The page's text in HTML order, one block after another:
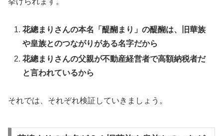
花總まりさんの本名「醍醐まり」の醍醐は、旧華族
や皇族とのつながりがある名字だから
花總まりさんの父親が不動産経営者で高額納税者だ
と言われているから
それでは、それぞれ検証していきましょう。